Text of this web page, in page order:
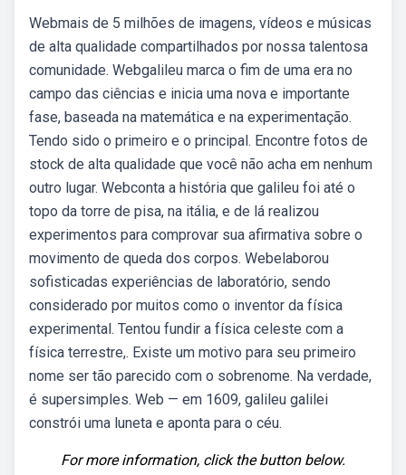
Webmais de 5 milhões de imagens, vídeos e músicas
de alta qualidade compartilhados por nossa talentosa
comunidade. Webgalileu marca o fim de uma era no
campo das ciências e inicia uma nova e importante
fase, baseada na matemática e na experimentação.
Tendo sido o primeiro e o principal. Encontre fotos de
stock de alta qualidade que você não acha em nenhum
outro lugar. Webconta a história que galileu foi até o
topo da torre de pisa, na itália, e de lá realizou
experimentos para comprovar sua afirmativa sobre o
movimento de queda dos corpos. Webelaborou
sofisticadas experiências de laboratório, sendo
considerado por muitos como o inventor da física
experimental. Tentou fundir a física celeste com a
física terrestre,. Existe um motivo para seu primeiro
nome ser tão parecido com o sobrenome. Na verdade,
é supersimples. Web — em 1609, galileu galilei
constrói uma luneta e aponta para o céu.
For more information, click the button below.